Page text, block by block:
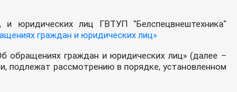
юридических лиц ГВТУП "Белспецвнештехника"
граждан и юридических лиц»
обращениях граждан и юридических лиц» (далее –
подлежат рассмотрению в порядке, установленном